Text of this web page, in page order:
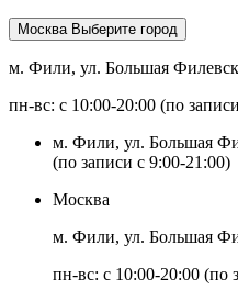
Москва Выберите город
м. Фили, ул. Большая
пн-вс: с 10:00-20:00 (по
м. Фили, ул. Большая
(по записи с 9:00-21:00)
Москва
м. Фили, ул. Большая
пн-вс: с 10:00-20:00 (по